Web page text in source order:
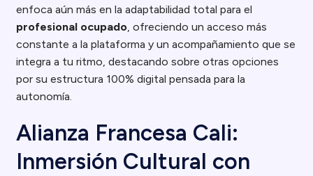
enfoca aún más en la adaptabilidad total para el
profesional ocupado, ofreciendo un acceso más
constante a la plataforma y un acompañamiento que se
integra a tu ritmo, destacando sobre otras opciones
por su estructura 100% digital pensada para la
autonomía.
Alianza Francesa Cali:
Inmersión Cultural con